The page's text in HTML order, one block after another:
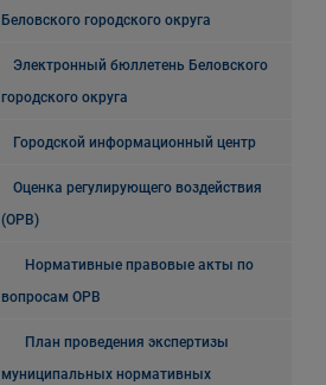
Беловского городского округа
Электронный бюллетень Беловского
городского округа
Городской информационный центр
Оценка регулирующего воздействия
(ОРВ)
Нормативные правовые акты по
вопросам ОРВ
План проведения экспертизы
муниципальных нормативных